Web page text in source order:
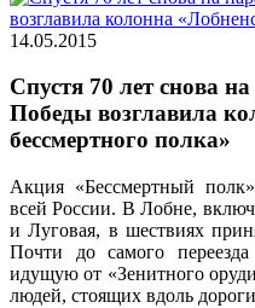
14.05.2015
Спустя 70 лет снова
Победы возглавила
бессмертного полка»
Акция «Бессмертный
всей России. В Лобне,
и Луговая, в шествиях
Почти до самого
идущую от «Зенитного
людей, стоящих вдоль